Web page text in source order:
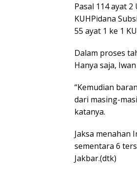
Pasal 114 ayat
KUHPidana
55 ayat 1 ke 1
Dalam proses
Hanya saja,
“Kemudian
dari masing-
katanya.
Jaksa menahan
sementara 6
Jakbar.(dtk)